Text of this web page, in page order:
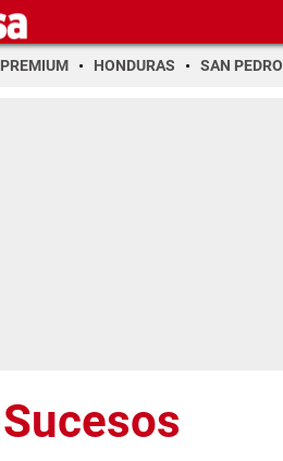
PREMIUM HONDURAS SAN PEDRO
Sucesos